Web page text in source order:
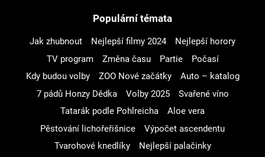
Populární témata
Jak zhubnout Nejlepší filmy 2024
Nejlepší horory
TV program
Změna času Partie
Počasí
Kdy budou volby
ZOO Nové začátky
Auto – katalog
7 pádů Honzy Dědka
Volby 2025
Svařené víno
Tatarák podle Pohlreicha
Aloe vera
Pěstování lichořeřišnice
Výpočet ascendentu
Tvarohové knedlíky
Nejlepší palačinky